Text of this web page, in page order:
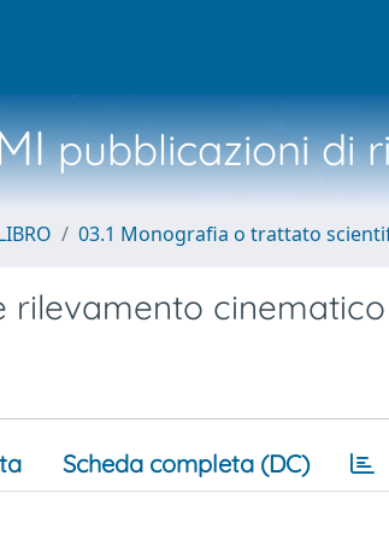
pubblicazioni di
03.1 Monografia o trattato
rilevamento cinematico
Scheda completa (DC)